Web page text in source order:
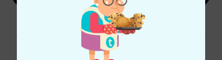
Mit Klick auf „Jetzt anmelden“ stimmen Sie dem Erhalt von E-Mail-
Werbung und einer Messung des E-Mail-Nutzungsverhaltens zu. Die
Abmeldung ist jederzeit möglich. Weitere Informationen finden Sie in
Datenschutzhinweisen
* Pflichtfeld